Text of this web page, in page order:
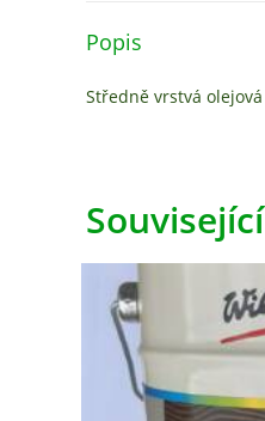
Popis
Středně vrstvá